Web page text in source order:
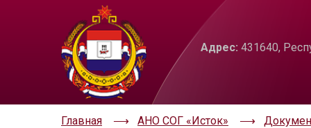
ЦВЕТОВАЯ СХЕМА
Aa Aa Aa Aa Aa
Адрес: 431640,
Главная АНО СОГ «Исток»